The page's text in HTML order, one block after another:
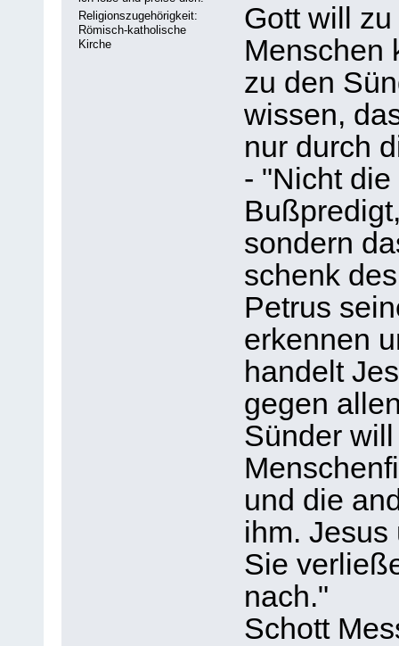
Religionszugehörigkeit:
Römisch-katholische
Kirche
Gott will
Menschen
zu den
wissen,
nur durch
- "Nicht die
sondern
schenk
Petrus
erkennen
handelt
gegen
Sünder
und die
ihm. Jesus
Sie
nach."
Schott